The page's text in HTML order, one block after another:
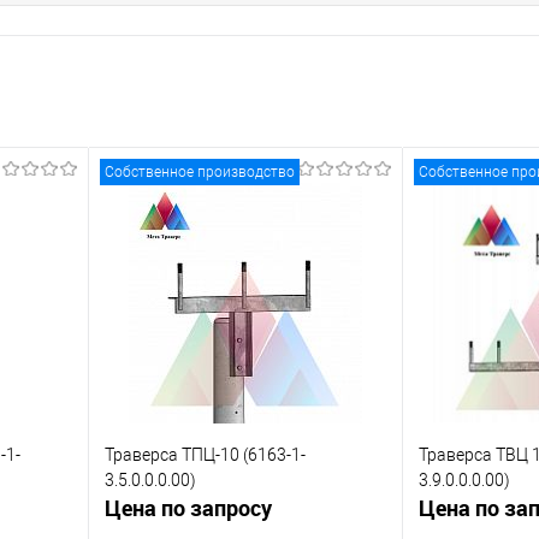
1-
Собственное производство
Траверса ТПЦ-10 (6163-1-
3.5.0.0.0.00)
Цена по запросу
Собственное
Траверса ТВЦ
3.9.0.0.0.00)
Цена по